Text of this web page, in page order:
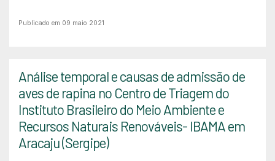
Publicado em 09 maio 2021
Análise temporal e causas de admissão de
aves de rapina no Centro de Triagem do
Instituto Brasileiro do Meio Ambiente e
Recursos Naturais Renováveis- IBAMA em
Aracaju (Sergipe)